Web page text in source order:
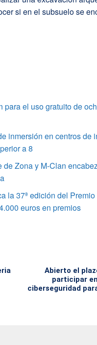
si en el subsuelo se
el uso gratuito de
inmersión en centros de
a 8
Zona y M-Clan
la 37ª edición del
euros en premios
Abierto el
participar
ciberseguridad